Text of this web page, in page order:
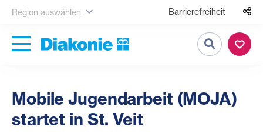
Region auswählen Barrierefreiheit
Suche
Mobile Jugendarbeit (MOJA)
startet in St. Veit